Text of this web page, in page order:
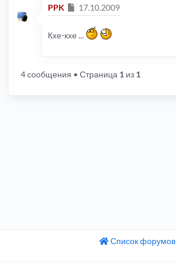
PPK Сообщение
17.10.2009
Кхе-кхе ...
4 сообщения • Страница 1 из 1
Список форумов